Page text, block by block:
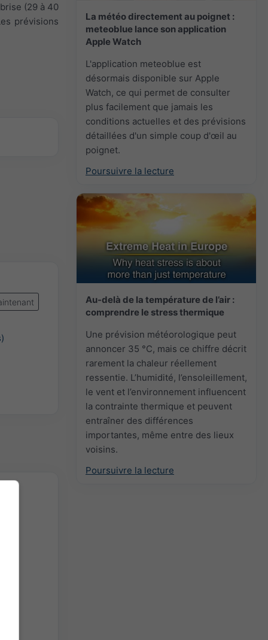
La météo directement au poignet :
meteoblue lance son application
Apple Watch
L'application meteoblue est
désormais disponible sur Apple
Watch, ce qui permet de consulter
plus facilement que jamais les
conditions actuelles et des prévisions
détaillées d'un simple coup d'œil au
poignet.
Poursuivre la lecture
Au-delà de la température de l’air :
comprendre le stress thermique
Une prévision météorologique peut
annoncer 35 °C, mais ce chiffre décrit
rarement la chaleur réellement
ressentie. L’humidité, l’ensoleillement,
le vent et l’environnement influencent
la contrainte thermique et peuvent
entraîner des différences
importantes, même entre des lieux
voisins.
Poursuivre la lecture
(29 à 40
prévisions